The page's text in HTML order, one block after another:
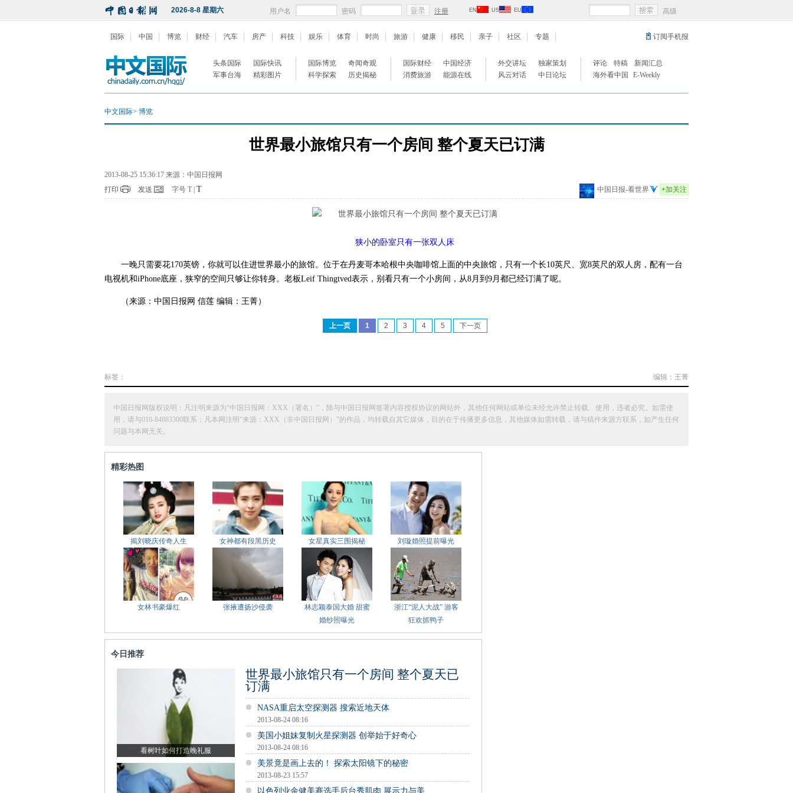
2026-8-8 星期六 用户名 密码 注册 EN US EU 高级
订阅手机报
国际 中国 博览 财经 汽车 房产 科技 娱乐 体育 时尚 旅游 健康 移民 亲子 社区 专题
头条国际
国际快讯
军事台海
精彩图片
国际博览
奇闻奇观
科学探索
历史揭秘
国际财经
中国经济
消费旅游
能源在线
外交讲坛
独家策划
风云对话
中日论坛
评论 特稿
新闻汇总
海外看中国
E-Weekly
中文国际> 博览
世界最小旅馆只有一个房间 整个夏天已订满
2013-08-25 15:36:17 来源：中国日报网
中国日报-看世界
+加关注
打印 发送 字号 T T
狭小的卧室只有一张双人床
一晚只需要花170英镑，你就可以住进世界最小的旅馆。位于在丹麦哥本哈根中央咖啡馆上面的中央旅馆，只有一个长10英尺、宽8英尺的双人房，配有一台
电视机和iPhone底座，狭窄的空间只够让你转身。老板Leif Thingtved表示，别看只有一个小房间，从8月到9月都已经订满了呢。
（来源：中国日报网 信莲 编辑：王菁）
上一页 1 2 3 4 5 下一页
编辑：王菁
标签：
中国日报网版权说明：凡注明来源为“中国日报网：XXX（署名）”，除与中国日报网签署内容授权协议的网站外，其他任何网站或单位未经允许禁止转载、使用，违者必究。如需使
用，请与010-84883300联系；凡本网注明“来源：XXX（非中国日报网）”的作品，均转载自其它媒体，目的在于传播更多信息，其他媒体如需转载，请与稿件来源方联系，如产生任何
问题与本网无关。
精彩热图
揭刘晓庆传奇人生 女神都有段黑历史 女星真实三围揭秘 刘璇婚照提前曝光
女林书豪爆红 张掖遭扬沙侵袭
林志颖泰国大婚 甜蜜
婚纱照曝光
浙江“泥人大战” 游客
狂欢抓鸭子
今日推荐
看树叶如何打造晚礼服
世界最小旅馆只有一个房间 整个夏天已
订满
NASA重启太空探测器 搜索近地天体
2013-08-24 08:16
美国小姐妹复制火星探测器 创举始于好奇心
2013-08-24 08:16
美景竟是画上去的！ 探索太阳镜下的秘密
2013-08-23 15:57
以色列业余健美赛选手后台秀肌肉 展示力与美